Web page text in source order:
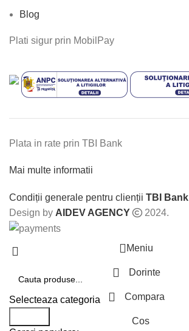
Blog
Plati sigur prin MobilPay
Plata in rate prin TBI Bank
Mai multe informatii
Condiții generale pentru clienții TBI Bank
Design by AIDEV AGENCY 2024.
Selecteaza categoria
Meniu
Dorinte
Compara
Cos